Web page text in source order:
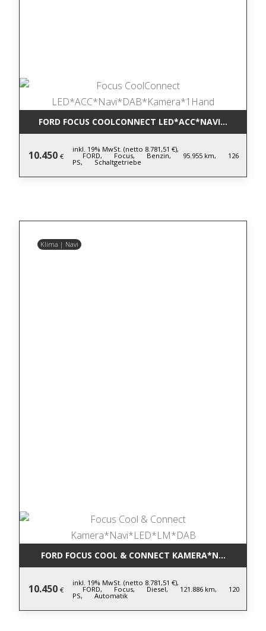
FORD FOCUS COOLCONNECT
10.450 €
inkl. 19% MwSt. (netto 8.781,51 €),
FORD, Focus, Benzin, 95.955 km, 126
PS, Schaltgetriebe
Klima | Navi
FORD FOCUS COOL & CONNECT
10.450 €
inkl. 19% MwSt. (netto 8.781,51 €),
FORD, Focus, Diesel, 121.886 km, 120
PS, Automatik